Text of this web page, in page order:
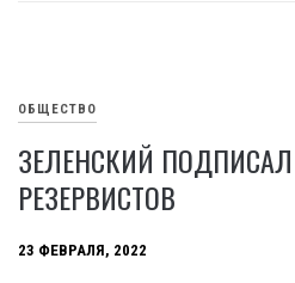
ОБЩЕСТВО
ЗЕЛЕНСКИЙ
РЕЗЕРВИСТОВ
23 ФЕВРАЛЯ, 2022